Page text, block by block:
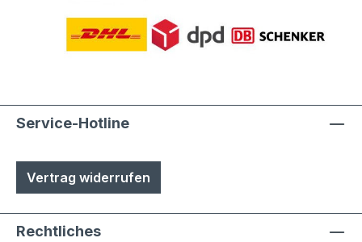
Service-Hotline
Vertrag widerrufen
Rechtliches